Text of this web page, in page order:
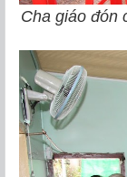
Cha giáo đón